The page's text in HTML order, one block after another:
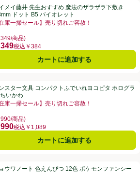
魔法のザラザラ下敷き 0.3mm ドット B5
中0.0点。
メイ藤井 先生おすすめ 魔法のザラザラ下敷き
ドット B5 バイオレット
在庫一掃セール】売り切れご容赦！
商品)
349税込￥384
カートに追加する
ふでいれヨコピタ ホログラム ちいかわ
中0.0点。
スター文具 コンパクトふでいれヨコピタ ホログラ
いかわ
在庫一掃セール】売り切れご容赦！
商品)
990税込￥1,089
カートに追加する
12色 ポケモンファンシー
中0.0点。
ウワノート 色えんぴつ 12色 ポケモンファンシー